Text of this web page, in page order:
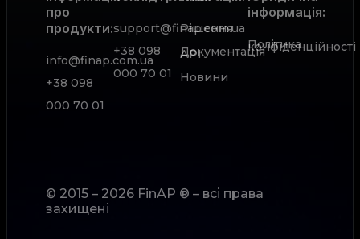
про
продукти:
info@finap.com.ua
+38 098
000 70 01
support@finap.com.ua
+38 098
000 70 01
Рішення
Документація
АРІ
Новини
інформація:
Політика
конфіденційності
© 2015 – 2026 FinAP ® – всі права
захищені